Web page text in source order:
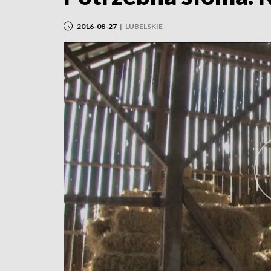
2016-08-27 | LUBELSKIE